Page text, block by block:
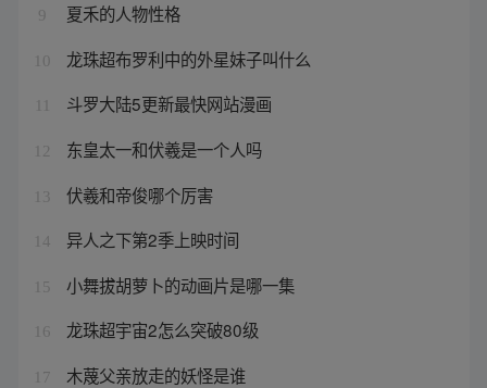
9 夏禾的人物性格
10 龙珠超布罗利中的外星妹子叫什么
斗罗大陆5更新最快网站漫画
12 东皇太一和伏羲是一个人吗
13 伏羲和帝俊哪个厉害
14 异人之下第2季上映时间
15 小舞拔胡萝卜的动画片是哪一集
16 龙珠超宇宙2怎么突破80级
17 木蔑父亲放走的妖怪是谁